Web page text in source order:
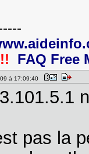
FAQ Free
à 17:09:40
pas la